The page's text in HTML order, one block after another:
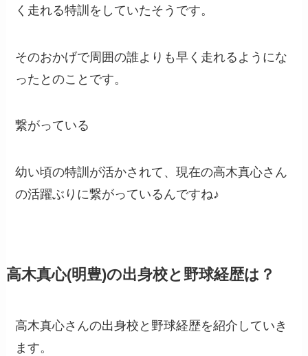
く走れる特訓をしていたそうです。
そのおかげで周囲の誰よりも早く走れるようにな
ったとのことです。
繋がっている
幼い頃の特訓が活かされて、現在の高木真心さん
の活躍ぶりに繋がっているんですね♪
高木真心(明豊)の出身校と野球経歴は？
高木真心さんの出身校と野球経歴を紹介していき
ます。